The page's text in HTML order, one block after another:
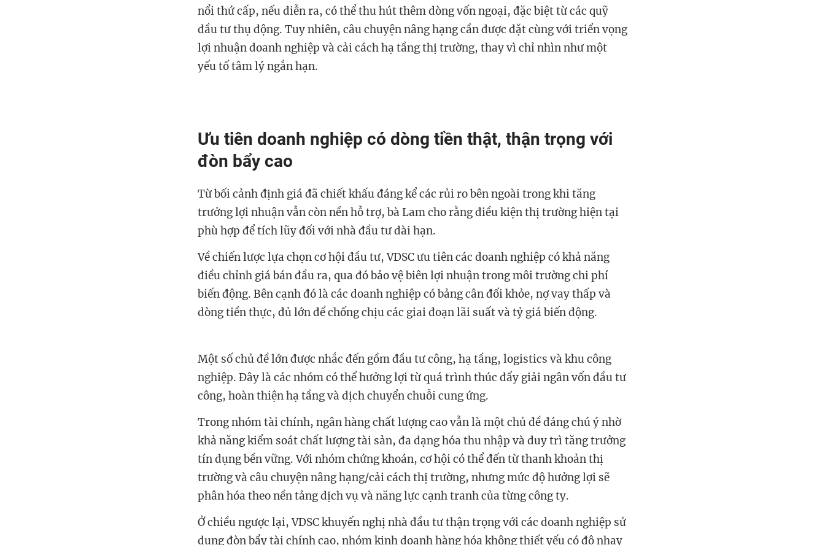
nổi thứ cấp, nếu diễn ra, có thể thu hút thêm dòng vốn ngoại, đặc biệt từ các quỹ
đầu tư thụ động. Tuy nhiên, câu chuyện nâng hạng cần được đặt cùng với triển vọng
lợi nhuận doanh nghiệp và cải cách hạ tầng thị trường, thay vì chỉ nhìn như một
yếu tố tâm lý ngắn hạn.
Ưu tiên doanh nghiệp có dòng tiền thật, thận trọng với
đòn bẩy cao
Từ bối cảnh định giá đã chiết khấu đáng kể các rủi ro bên ngoài trong khi tăng
trưởng lợi nhuận vẫn còn nền hỗ trợ, bà Lam cho rằng điều kiện thị trường hiện tại
phù hợp để tích lũy đối với nhà đầu tư dài hạn.
Về chiến lược lựa chọn cơ hội đầu tư, VDSC ưu tiên các doanh nghiệp có khả năng
điều chỉnh giá bán đầu ra, qua đó bảo vệ biên lợi nhuận trong môi trường chi phí
biến động. Bên cạnh đó là các doanh nghiệp có bảng cân đối khỏe, nợ vay thấp và
dòng tiền thực, đủ lớn để chống chịu các giai đoạn lãi suất và tỷ giá biến động.
Một số chủ đề lớn được nhắc đến gồm đầu tư công, hạ tầng, logistics và khu công
nghiệp. Đây là các nhóm có thể hưởng lợi từ quá trình thúc đẩy giải ngân vốn đầu tư
công, hoàn thiện hạ tầng và dịch chuyển chuỗi cung ứng.
Trong nhóm tài chính, ngân hàng chất lượng cao vẫn là một chủ đề đáng chú ý nhờ
khả năng kiểm soát chất lượng tài sản, đa dạng hóa thu nhập và duy trì tăng trưởng
tín dụng bền vững. Với nhóm chứng khoán, cơ hội có thể đến từ thanh khoản thị
trường và câu chuyện nâng hạng/cải cách thị trường, nhưng mức độ hưởng lợi sẽ
phân hóa theo nền tảng dịch vụ và năng lực cạnh tranh của từng công ty.
Ở chiều ngược lại, VDSC khuyến nghị nhà đầu tư thận trọng với các doanh nghiệp sử
dụng đòn bẩy tài chính cao, nhóm kinh doanh hàng hóa không thiết yếu có độ nhạy